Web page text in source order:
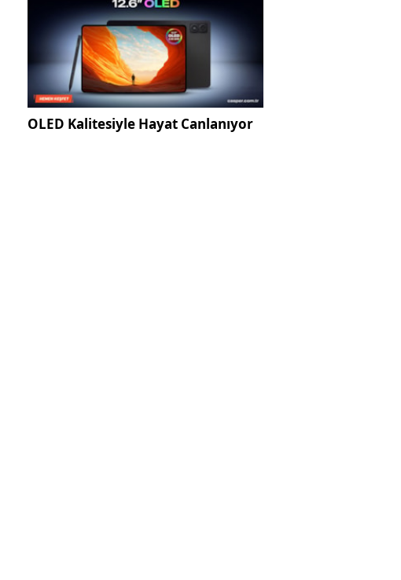
OLED Kalitesiyle Hayat Canlanıyor